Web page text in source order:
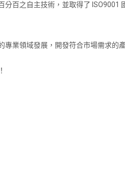
百之自主技術，並取得了 ISO9001
業領域發展，開發符合市場需求的